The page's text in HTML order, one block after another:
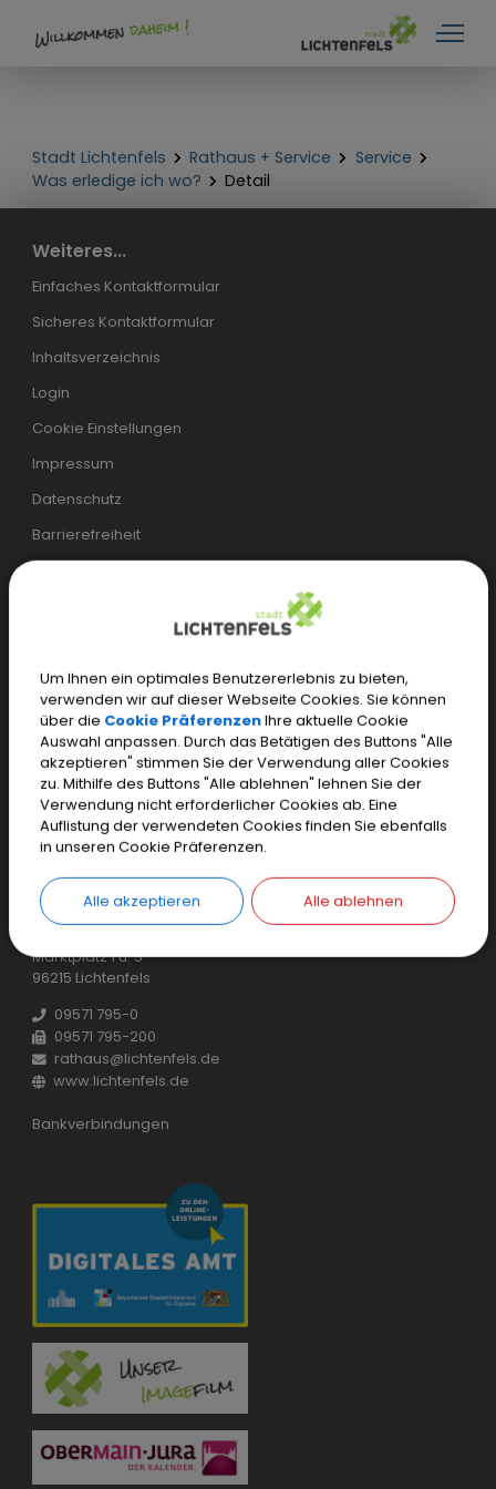
Stadt Lichtenfels Rathaus + Service
Service
Was erledige ich wo?
Detail
Weiteres...
Einfaches Kontaktformular
Sicheres Kontaktformular
Inhaltsverzeichnis
Login
Cookie Einstellungen
Impressum
Datenschutz
Barrierefreiheit
Mo.–Mi.
07.30 – 17.00 Uhr
Do.
07.30 – 18.00 Uhr
Fr.
07.30 – 12.00 Uhr
Einwohnermeldeamt, Tourist-Information und weitere
spezielle Öffnungszeiten
Stadt Lichtenfels
Marktplatz 1 u. 5
96215 Lichtenfels
09571 795-0
09571 795-200
rathaus@lichtenfels.de
www.lichtenfels.de
Bankverbindungen
Um Ihnen ein optimales Benutzererlebnis zu bieten,
verwenden wir auf dieser Webseite Cookies. Sie können
über die Cookie PräferenzenIhre aktuelle Cookie
Auswahl anpassen. Durch das Betätigen des Buttons "Alle
akzeptieren" stimmen Sie der Verwendung aller Cookies
zu. Mithilfe des Buttons "Alle ablehnen" lehnen Sie der
Verwendung nicht erforderlicher Cookies ab. Eine
Auflistung der verwendeten Cookies finden Sie ebenfalls
in unseren Cookie Präferenzen.
Alle akzeptieren Alle ablehnen